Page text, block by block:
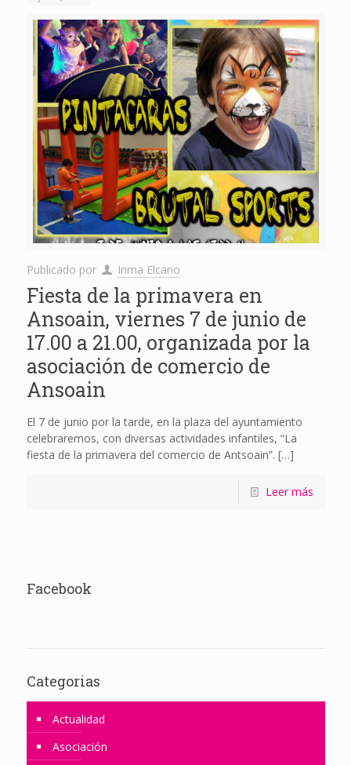
Publicado por Inma Elcano
Fiesta de la primavera en
Ansoain, viernes 7 de junio de
17.00 a 21.00, organizada por la
asociación de comercio de
Ansoain
El 7 de junio por la tarde, en la plaza del ayuntamiento
celebraremos, con diversas actividades infantiles, “La
fiesta de la primavera del comercio de Antsoain”. […]
Leer más
Facebook
Categorias
Actualidad
Asociación